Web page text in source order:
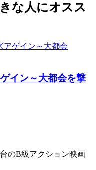
な人にオスス
イン～大都会を撃
のB級アクション映画